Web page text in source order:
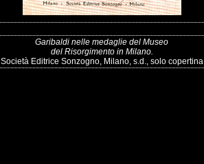
Garibaldi nelle medaglie del Museo
del Risorgimento in Milano.
Società Editrice Sonzogno, Milano, s.d., solo copertina